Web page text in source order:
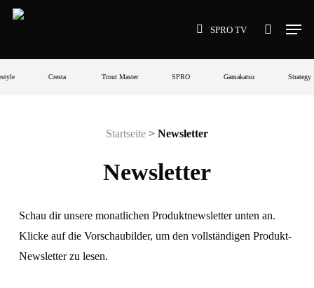
Skip
SPRO TV search
Menu
Cresta Trout Master SPRO Gamakatsu Strategy
Startseite> Newsletter
Newsletter
Schau dir unsere monatlichen Produktnewsletter unten an.
Klicke auf die Vorschaubilder, um den vollständigen Produkt-
Newsletter zu lesen.